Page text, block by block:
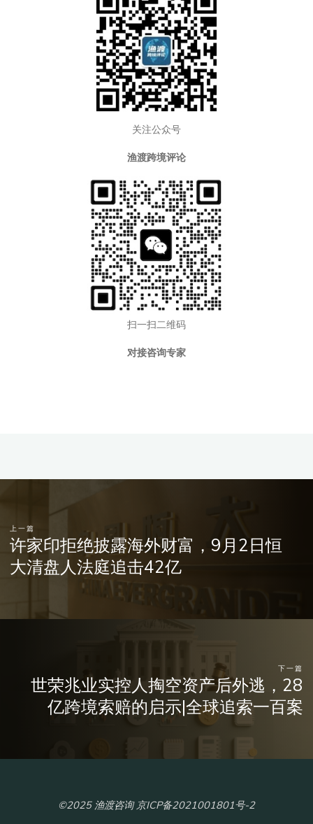
关注公众号
渔渡跨境评论
扫一扫二维码
对接咨询专家
上一篇
许家印拒绝披露海外财富，9月2日恒
大清盘人法庭追击42亿
下一篇
世荣兆业实控人掏空资产后外逃，28
亿跨境索赔的启示|全球追索一百案
©2025 渔渡咨询 京ICP备2021001801号-2